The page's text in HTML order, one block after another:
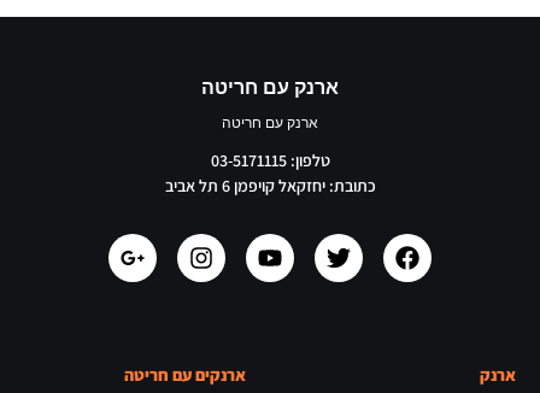
ארנק עם חריטה
ארנק עם חריטה
טלפון: 03-5171115
כתובת: יחזקאל קויפמן 6 תל אביב
ארנק
ארנקים עם חריטה